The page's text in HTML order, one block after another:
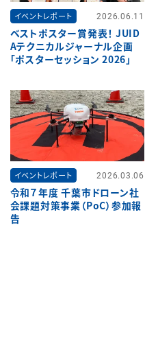
イベントレポート 2026.06.11
ベストポスター賞発表！ JUID
Aテクニカルジャーナル企画
「ポスターセッション 2026」
イベントレポート 2026.03.06
令和７年度 千葉市ドローン社
会課題対策事業（PoC）参加報
告